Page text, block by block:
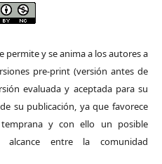
permite y se anima a los autores a
pre-print (versión antes de
evaluada y aceptada para su
su publicación, ya que favorece
y con ello un posible
entre la comunidad